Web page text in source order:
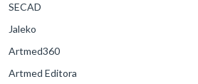
SECAD
Jaleko
Artmed360
Artmed Editora